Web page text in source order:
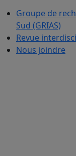
Groupe de
Sud (GRIAS)
Revue
Nous joindre